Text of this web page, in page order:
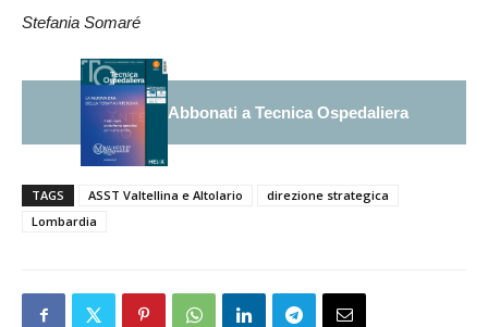
Stefania Somaré
Abbonati a Tecnica Ospedaliera
TAGS ASST Valtellina e Altolario
direzione strategica
Lombardia